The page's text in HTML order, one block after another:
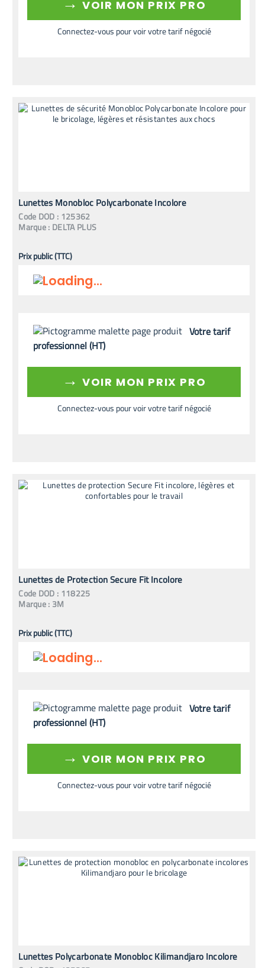
VOIR MON PRIX PRO
Connectez-vous pour voir votre tarif négocié
Lunettes Monobloc Polycarbonate Incolore
Code DOD : 125362
Marque : DELTA PLUS
Prix public (TTC)
Votre tarif
professionnel (HT)
→ VOIR MON PRIX PRO
Connectez-vous pour voir votre tarif négocié
Lunettes de Protection Secure Fit Incolore
Code DOD : 118225
Marque : 3M
Prix public (TTC)
Votre tarif
professionnel (HT)
→ VOIR MON PRIX PRO
Connectez-vous pour voir votre tarif négocié
Lunettes Polycarbonate Monobloc Kilimandjaro Incolore